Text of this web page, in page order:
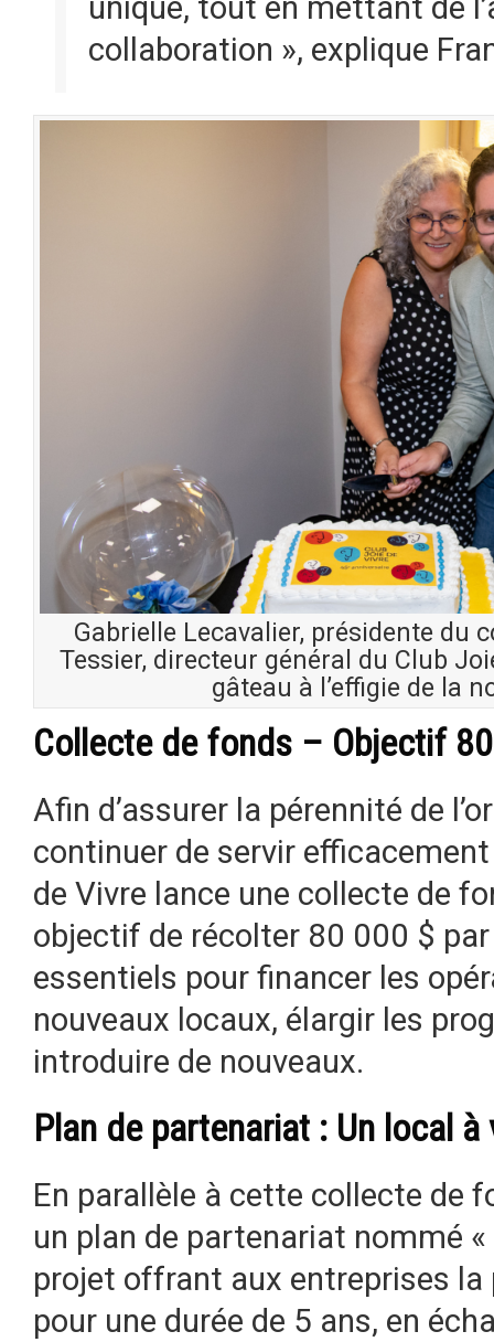
unique, tout en mettant de
collaboration », explique
Gabrielle Lecavalier, présidente du
Tessier, directeur général du Club
gâteau à l’effigie de la
Collecte de fonds – Objectif
Afin d’assurer la pérennité de
continuer de servir
de Vivre lance une collecte de
objectif de récolter 80 000 $
essentiels pour financer les
nouveaux locaux, élargir les
introduire de nouveaux.
Plan de partenariat : Un local
En parallèle à cette collecte de
un plan de partenariat nommé
projet offrant aux entreprises
pour une durée de 5 ans, en